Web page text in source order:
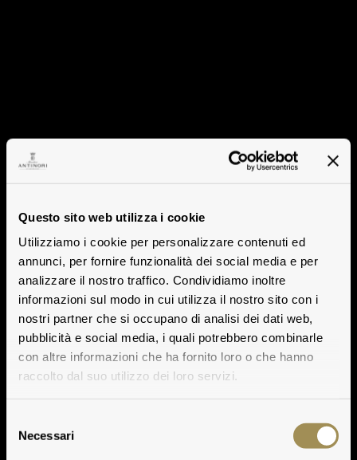
Questo sito web utilizza i cookie
Utilizziamo i cookie per personalizzare contenuti ed
annunci, per fornire funzionalità dei social media e per
analizzare il nostro traffico. Condividiamo inoltre
informazioni sul modo in cui utilizza il nostro sito con i
nostri partner che si occupano di analisi dei dati web,
pubblicità e social media, i quali potrebbero combinarle
con altre informazioni che ha fornito loro o che hanno
raccolto dal suo utilizzo dei loro servizi.
delNecessari